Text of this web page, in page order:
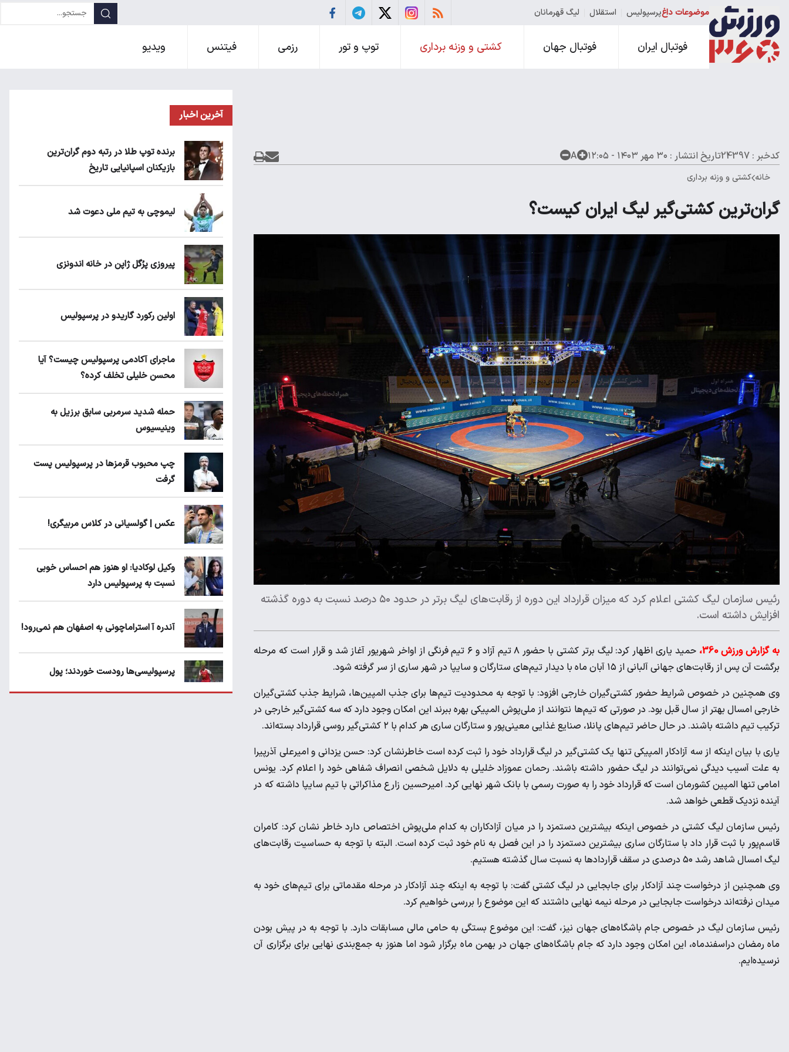
موضوعات داغپرسپولیس استقلال لیگ قهرمانان
فوتبال ایران فوتبال جهان کشتی و وزنه برداری توپ و تور رزمی فیتنس ویدیو
کدخبر : 24397 تاریخ انتشار : ۳۰ مهر ۱۴۰۳ - ۱۲:۰۵ A
خانه کشتی و وزنه برداری
گران‌ترین کشتی‌گیر لیگ ایران کیست؟
رئیس سازمان لیگ کشتی اعلام کرد که میزان قرارداد این دوره از رقابت‌های لیگ برتر در حدود ۵۰ درصد نسبت به دوره گذشته
افزایش داشته است.
به گزارش ورزش 360،
حمید یاری اظهار کرد: لیگ برتر کشتی با حضور ۸ تیم آزاد و ۶ تیم فرنگی از اواخر شهریور آغاز شد و قرار است که مرحله
برگشت آن پس از رقابت‌های جهانی آلبانی از ۱۵ آبان ماه با دیدار تیم‌های ستارگان و سایپا در شهر ساری از سر گرفته شود.
وی همچنین در خصوص شرایط حضور کشتی‌گیران خارجی افزود: با توجه به محدودیت تیم‌ها برای جذب المپین‌ها، شرایط جذب کشتی‌گیران
خارجی امسال بهتر از سال قبل بود. در صورتی که تیم‌ها نتوانند از ملی‌پوش المپیکی بهره ببرند این امکان وجود دارد که سه کشتی‌گیر خارجی در
ترکیب تیم داشته باشند. در حال حاضر تیم‌های پانلا، صنایع غذایی معینی‌پور و ستارگان ساری هر کدام با ۲ کشتی‌گیر روسی قرارداد بسته‌اند.
یاری با بیان اینکه از سه آزادکار المپیکی تنها یک کشتی‌گیر در لیگ قرارداد خود را ثبت کرده است خاطرنشان کرد: حسن یزدانی و امیرعلی آذرپیرا
به علت آسیب دیدگی نمی‌توانند در لیگ حضور داشته باشند. رحمان عموزاد خلیلی به دلایل شخصی انصراف شفاهی خود را اعلام کرد. یونس
امامی تنها المپین کشورمان است که قرارداد خود را به صورت رسمی با بانک شهر نهایی کرد. امیرحسین زارع مذاکراتی با تیم سایپا داشته که در
آینده نزدیک قطعی خواهد شد.
رئیس سازمان لیگ کشتی در خصوص اینکه بیشترین دستمزد را در میان آزادکاران به کدام ملی‌پوش اختصاص دارد خاطر نشان کرد: کامران
قاسم‌پور با ثبت قرار داد با ستارگان ساری بیشترین دستمزد را در این فصل به نام خود ثبت کرده است. البته با توجه به حساسیت رقابت‌های
لیگ امسال شاهد رشد ۵۰ درصدی در سقف قراردادها به نسبت سال گذشته هستیم.
وی همچنین از درخواست چند آزادکار برای جابجایی در لیگ کشتی گفت: با توجه به اینکه چند آزادکار در مرحله مقدماتی برای تیم‌های خود به
میدان نرفته‌اند درخواست جابجایی در مرحله نیمه نهایی داشتند که این موضوع را بررسی خواهیم کرد.
رئیس سازمان لیگ در خصوص جام باشگاه‌های جهان نیز، گفت: این موضوع بستگی به حامی مالی مسابقات دارد. با توجه به در پیش بودن
ماه رمضان دراسفندماه، این امکان وجود دارد که جام باشگاه‌های جهان در بهمن ماه برگزار شود اما هنوز به جمع‌بندی نهایی برای برگزاری آن
نرسیده‌ایم.
آخرین اخبار
برنده توپ طلا در رتبه دوم گران‌ترین
بازیکنان اسپانیایی تاریخ
لیموچی به تیم ملی دعوت شد
پیروزی پرُگل ژاپن در خانه اندونزی
اولین رکورد گاریدو در پرسپولیس
ماجرای آکادمی پرسپولیس چیست؟ آیا
محسن خلیلی تخلف کرده؟
حمله شدید سرمربی سابق برزیل به
وینیسیوس
چپ محبوب قرمزها در پرسپولیس پست
گرفت
عکس | گولسیانی در کلاس مربیگری!
وکیل لوکادیا: او هنوز هم احساس خوبی
نسبت به پرسپولیس دارد
آندره آ استراماچونی به اصفهان هم نمی‌رود!
پرسپولیسی‌ها رودست خوردند؛ پول